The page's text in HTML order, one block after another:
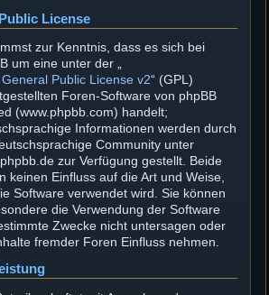
License
zur Kenntnis, dass es sich bei
um eine unter der „
Public License v2“ (GPL)
Foren-Software von phpBB
(www.phpbb.com) handelt;
Informationen werden durch
Community unter
zur Verfügung gestellt. Beide
keinen Einfluss auf die Art und Weise,
Software verwendet wird. Sie können
die Verwendung der Software
Zwecke nicht untersagen oder
fremder Foren Einfluss nehmen.